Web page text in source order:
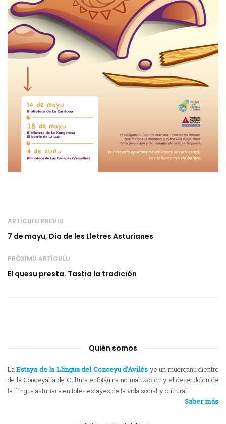
ARTÍCULU PREVIU
7 de mayu, Día de les Lletres Asturianes
PRÓXIMU ARTÍCULU
El quesu presta. Tastia la tradición
Quién somos
LaEstaya de la Llingua del Conceyu d’Avilés ye un muérganu dientro
de la Conceyalía de Cultura enfotáu na normalización y el desendolcu de
la llingua asturiana en toles estayes de la vida social y cultural.
Saber más